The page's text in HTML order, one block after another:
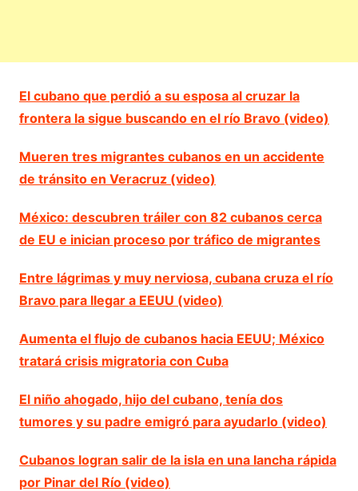
El cubano que perdió a su esposa al cruzar la
frontera la sigue buscando en el río Bravo (video)
Mueren tres migrantes cubanos en un accidente
de tránsito en Veracruz (video)
México: descubren tráiler con 82 cubanos cerca
de EU e inician proceso por tráfico de migrantes
Entre lágrimas y muy nerviosa, cubana cruza el río
Bravo para llegar a EEUU (video)
Aumenta el flujo de cubanos hacia EEUU; México
tratará crisis migratoria con Cuba
El niño ahogado, hijo del cubano, tenía dos
tumores y su padre emigró para ayudarlo (video)
Cubanos logran salir de la isla en una lancha rápida
por Pinar del Río (video)